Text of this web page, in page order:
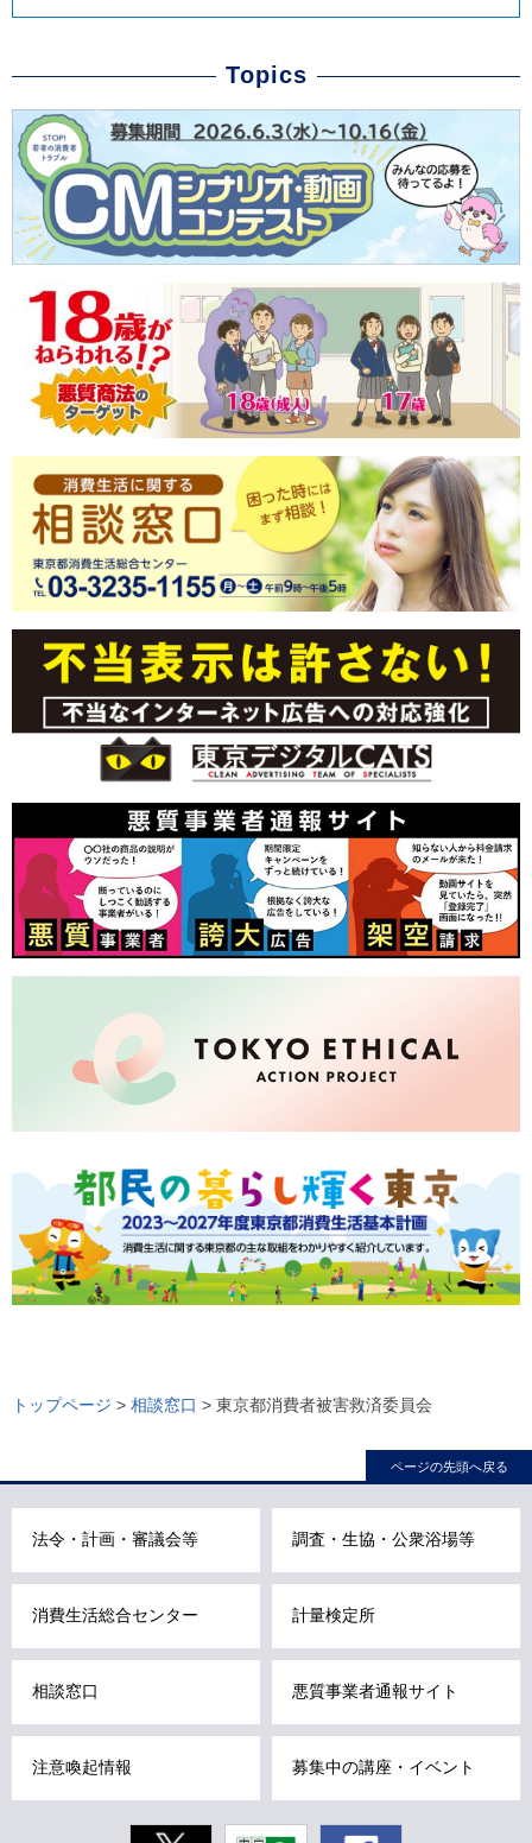
Topics
ー
こ
で
。
トップページ > 相談窓口 > 東京都消費者被害救済委員会
ページの先頭へ戻る
法令・計画・審議会等 調査・生協・公衆浴場等
消費生活総合センター 計量検定所
相談窓口 悪質事業者通報サイト
注意喚起情報 募集中の講座・イベント
Twitter 東京動画 Facebook